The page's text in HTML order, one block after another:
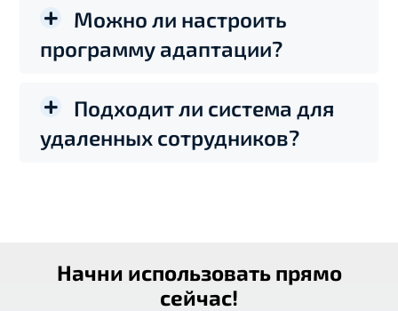
Можно ли настроить
программу адаптации?
Подходит ли система для
удаленных сотрудников?
Начни использовать прямо
сейчас!